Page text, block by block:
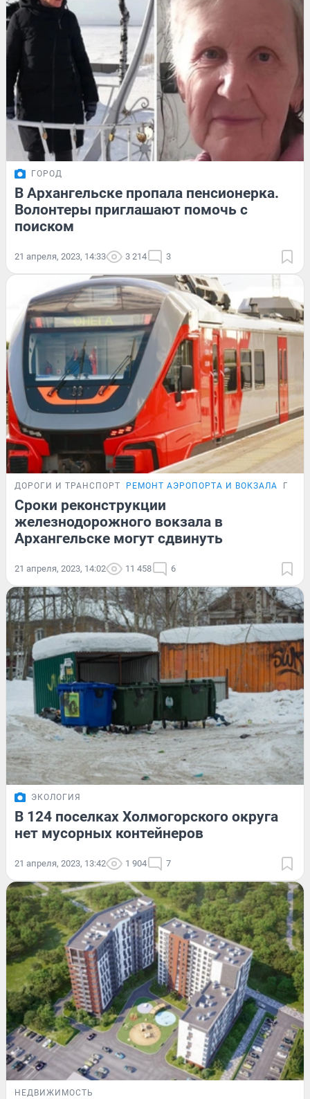
ГОРОД
В Архангельске пропала пенсионерка.
Волонтеры приглашают помочь с
поиском
21 апреля, 2023, 14:33 3 214 3
ДОРОГИ И ТРАНСПОРТ РЕМОНТ АЭРОПОРТА И ВОКЗАЛА
Сроки реконструкции
железнодорожного вокзала в
Архангельске могут сдвинуть
21 апреля, 2023, 14:02 11 458 6
ЭКОЛОГИЯ
В 124 поселках Холмогорского округа
нет мусорных контейнеров
21 апреля, 2023, 13:42 1 904 7
НЕДВИЖИМОСТЬ